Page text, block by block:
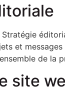
Stratégie
et
de
site